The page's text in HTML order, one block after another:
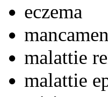
eczema
malattie
malattie